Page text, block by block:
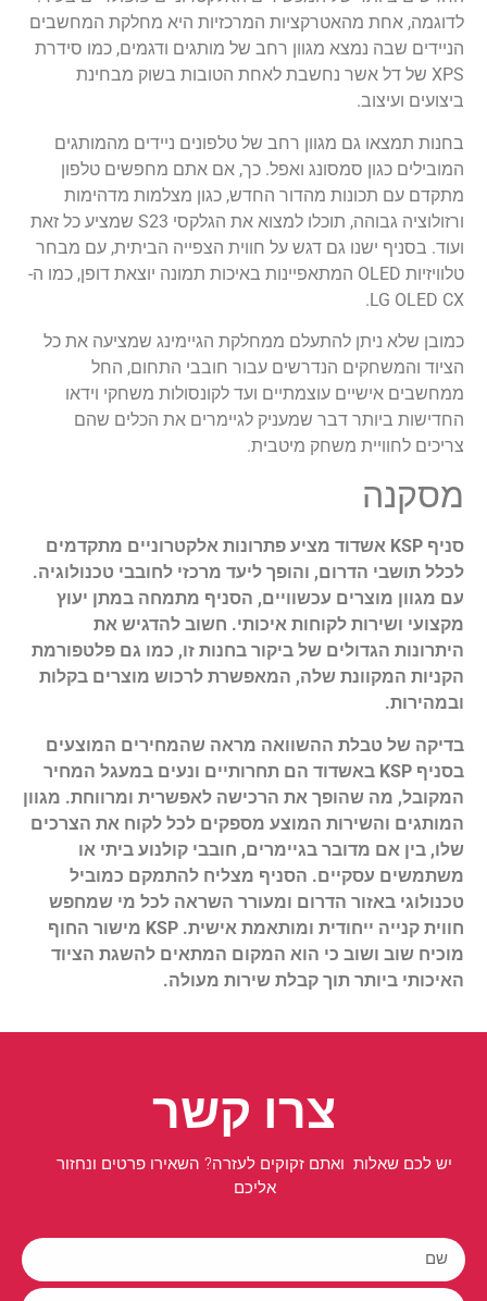
לדוגמה, אחת מהאטרקציות המרכזיות היא מחלקת המחשבים
הניידים שבה נמצא מגוון רחב של מותגים ודגמים, כמו סידרת
XPS של דל אשר נחשבת לאחת הטובות בשוק מבחינת
ביצועים ועיצוב.
בחנות תמצאו גם מגוון רחב של טלפונים ניידים מהמותגים
המובילים כגון סמסונג ואפל. כך, אם אתם מחפשים טלפון
מתקדם עם תכונות מהדור החדש, כגון מצלמות מדהימות
ורזולוציה גבוהה, תוכלו למצוא את הגלקסי S23 שמציע כל זאת
ועוד. בסניף ישנו גם דגש על חווית הצפייה הביתית, עם מבחר
טלוויזיות OLED המתאפיינות באיכות תמונה יוצאת דופן, כמו ה-
LG OLED CX.
כמובן שלא ניתן להתעלם ממחלקת הגיימינג שמציעה את כל
הציוד והמשחקים הנדרשים עבור חובבי התחום, החל
ממחשבים אישיים עוצמתיים ועד לקונסולות משחקי וידאו
החדישות ביותר דבר שמעניק לגיימרים את הכלים שהם
צריכים לחוויית משחק מיטבית.
מסקנה
סניף KSP אשדוד מציע פתרונות אלקטרוניים מתקדמים
לכלל תושבי הדרום, והופך ליעד מרכזי לחובבי טכנולוגיה.
עם מגוון מוצרים עכשוויים, הסניף מתמחה במתן יעוץ
מקצועי ושירות לקוחות איכותי. חשוב להדגיש את
היתרונות הגדולים של ביקור בחנות זו, כמו גם פלטפורמת
הקניות המקוונת שלה, המאפשרת לרכוש מוצרים בקלות
ובמהירות.
בדיקה של טבלת ההשוואה מראה שהמחירים המוצעים
בסניף KSP באשדוד הם תחרותיים ונעים במעגל המחיר
המקובל, מה שהופך את הרכישה לאפשרית ומרווחת. מגוון
המותגים והשירות המוצע מספקים לכל לקוח את הצרכים
שלו, בין אם מדובר בגיימרים, חובבי קולנוע ביתי או
משתמשים עסקיים. הסניף מצליח להתמקם כמוביל
טכנולוגי באזור הדרום ומעורר השראה לכל מי שמחפש
חווית קנייה ייחודית ומותאמת אישית. KSP מישור החוף
מוכיח שוב ושוב כי הוא המקום המתאים להשגת הציוד
האיכותי ביותר תוך קבלת שירות מעולה.
צרו קשר
יש לכם שאלות ואתם זקוקים לעזרה? השאירו פרטים ונחזור
אליכם